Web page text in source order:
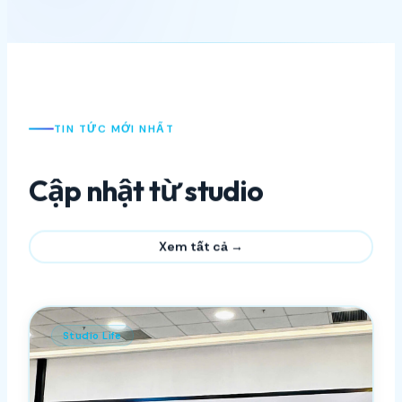
TIN TỨC MỚI NHẤT
Cập nhật từ studio
Xem tất cả →
Studio Life